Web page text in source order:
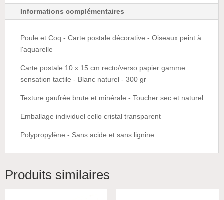
Informations complémentaires
Poule et Coq - Carte postale décorative - Oiseaux peint à
l'aquarelle
Carte postale 10 x 15 cm recto/verso papier gamme
sensation tactile - Blanc naturel - 300 gr
Texture gaufrée brute et minérale - Toucher sec et naturel
Emballage individuel cello cristal transparent
Polypropylène - Sans acide et sans lignine
Produits similaires